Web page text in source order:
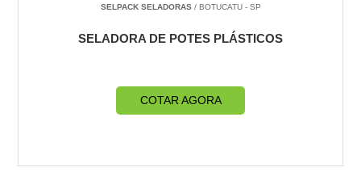
SELPACK SELADORAS/ BOTUCATU - SP
SELADORA DE POTES PLÁSTICOS
COTAR AGORA